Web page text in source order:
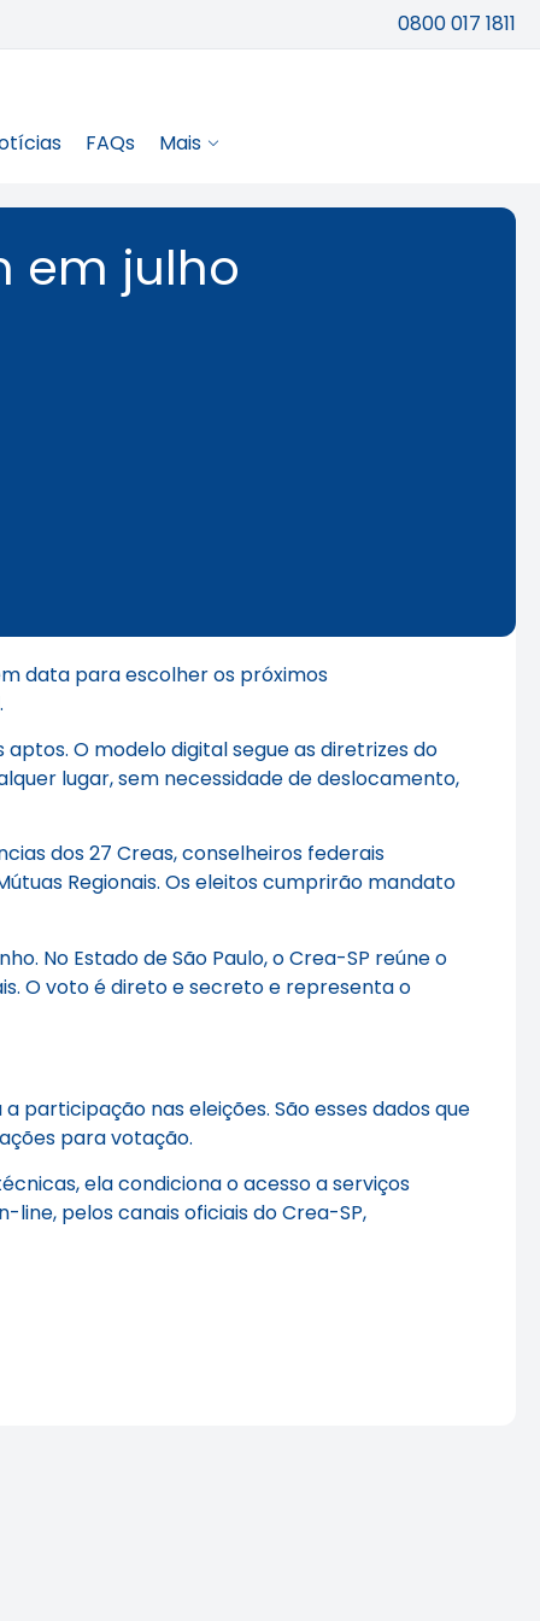
0800 017 1811
FAQs Mais
em julho
data para escolher os próximos
O modelo digital segue as diretrizes do
lugar, sem necessidade de deslocamento,
dos 27 Creas, conselheiros federais
Regionais. Os eleitos cumprirão mandato
No Estado de São Paulo, o Crea-SP reúne o
O voto é direto e secreto e representa o
nas eleições. São esses dados que
para votação.
ela condiciona o acesso a serviços
pelos canais oficiais do Crea-SP,